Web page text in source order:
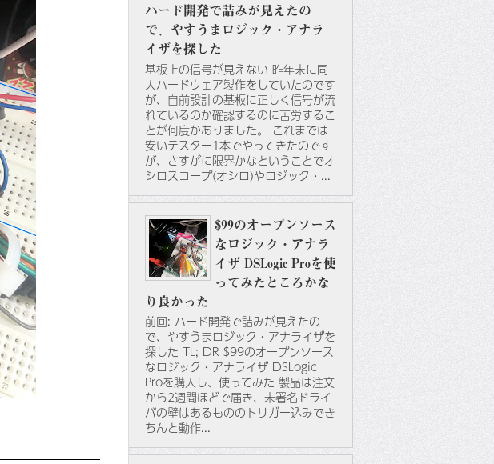
ハード開発で詰みが見えたの
で、やすうまロジック・アナラ
イザを探した
基板上の信号が見えない 昨年末に同
人ハードウェア製作をしていたのです
が、自前設計の基板に正しく信号が流
れているのか確認するのに苦労するこ
とが何度かありました。 これまでは
安いテスター1本でやってきたのです
が、さすがに限界かなということでオ
シロスコープ(オシロ)やロジック・...
$99のオープンソース
なロジック・アナラ
イザ DSLogic Proを使
ってみたところかな
り良かった
前回: ハード開発で詰みが見えたの
で、やすうまロジック・アナライザを
探した TL; DR $99のオープンソース
なロジック・アナライザ DSLogic
Proを購入し、使ってみた 製品は注文
から2週間ほどで届き、未署名ドライ
バの壁はあるもののトリガー込みでき
ちんと動作...